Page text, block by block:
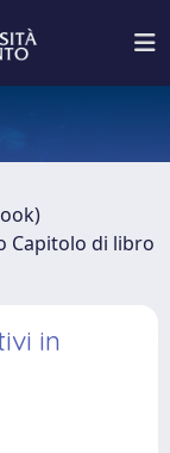
Capitolo di libro
in